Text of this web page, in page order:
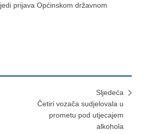
prijava Općinskom državnom
Sljedeća
Četiri vozača sudjelovala u
prometu pod utjecajem
alkohola